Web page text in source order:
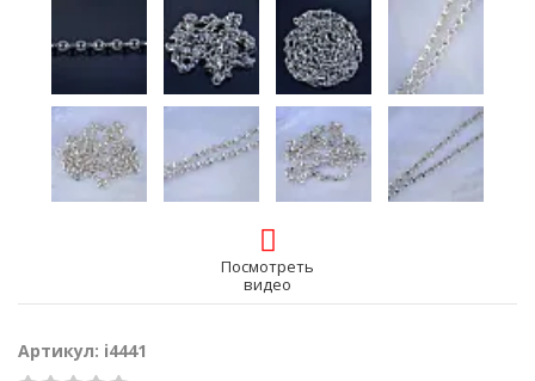
Посмотреть
видео
Артикул: i4441